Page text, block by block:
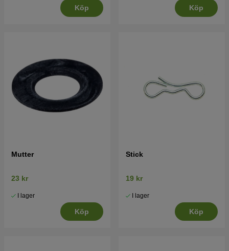
Köp Köp
Mutter
23 kr
I lager
Köp
Stick
19 kr
I lager
Köp